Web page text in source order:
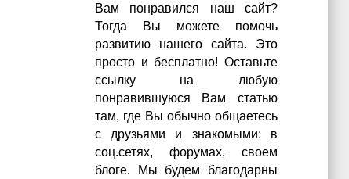
Вам понравился наш сайт?
Тогда Вы можете помочь
развитию нашего сайта. Это
просто и бесплатно! Оставьте
ссылку на любую
понравившуюся Вам статью
там, где Вы обычно общаетесь
с друзьями и знакомыми: в
соц.сетях, форумах, своем
блоге. Мы будем благодарны